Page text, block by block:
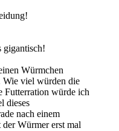
gigantisch!
Würmchen
Wie viel würden die
Futterration würde ich
dieses
nach einem
Würmer erst mal